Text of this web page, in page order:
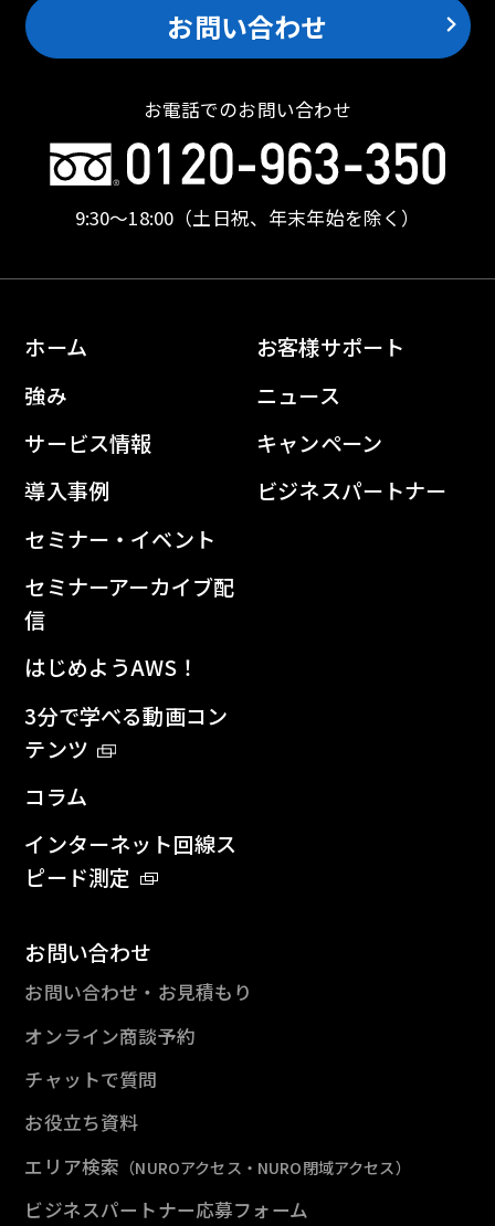
お問い合わせ
お電話でのお問い合わせ
9:30〜18:00 （土日祝、年末年始を除く）
ホーム
強み
サービス情報
導入事例
セミナー・イベント
セミナーアーカイブ配
信
はじめようAWS！
3分で学べる動画コン
テンツ
コラム
インターネット回線ス
ピード測定
お客様サポート
ニュース
キャンペーン
ビジネスパートナー
お問い合わせ
お問い合わせ・お見積もり
オンライン商談予約
チャットで質問
お役立ち資料
エリア検索 （NUROアクセス・NURO閉域アクセス）
ビジネスパートナー応募フォーム